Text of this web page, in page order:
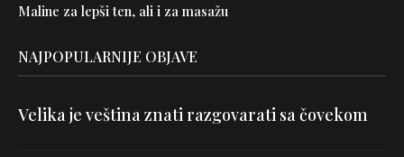
Maline za lepši ten, ali i za masažu
NAJPOPULARNIJE OBJAVE
Velika je veština znati razgovarati sa čovekom